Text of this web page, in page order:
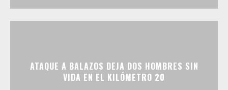
ATAQUE A BALAZOS DEJA DOS HOMBRES SIN
VIDA EN EL KILÓMETRO 20